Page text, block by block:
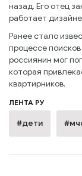
назад. Его отец
работает
Ранее стало
процессе
россиянин мог
которая
квартирников.
ЛЕНТА РУ
#дети